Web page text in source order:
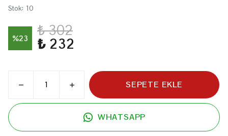
Stok: 10
%23 ₺ 302
₺ 232
SEPETE EKLE
WHATSAPP